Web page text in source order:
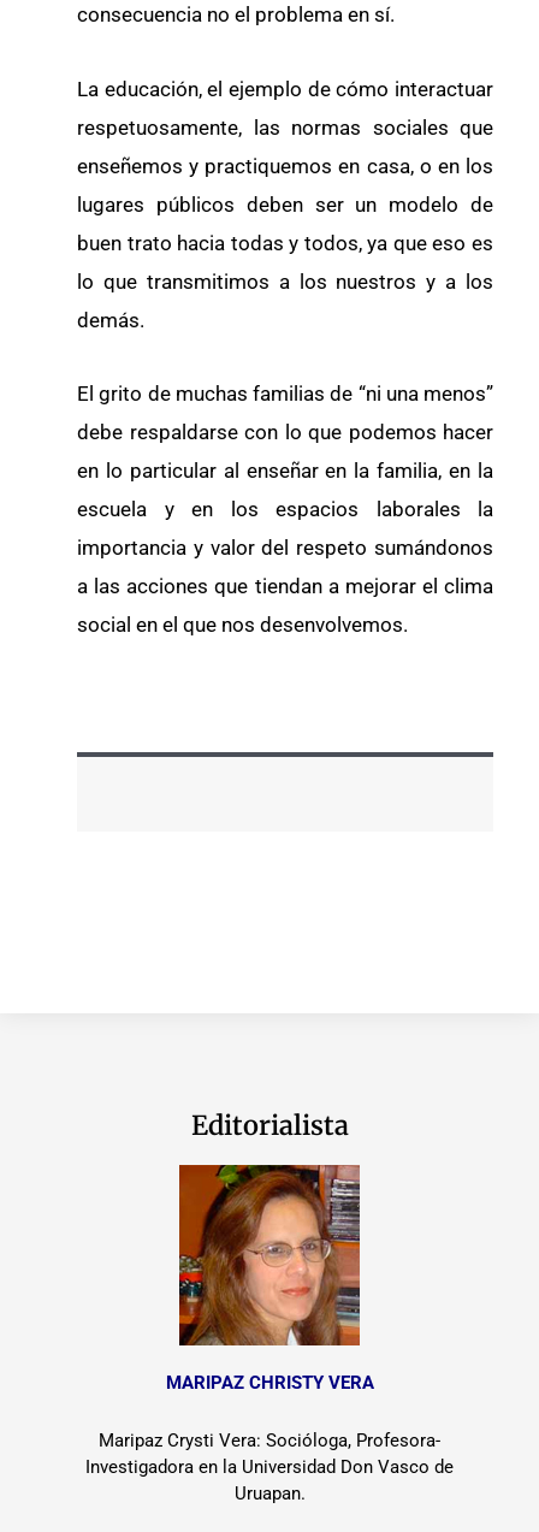
consecuencia no el problema en sí.
La educación, el ejemplo de cómo interactuar
respetuosamente, las normas sociales que
enseñemos y practiquemos en casa, o en los
lugares públicos deben ser un modelo de
buen trato hacia todas y todos, ya que eso es
lo que transmitimos a los nuestros y a los
demás.
El grito de muchas familias de “ni una menos”
debe respaldarse con lo que podemos hacer
en lo particular al enseñar en la familia, en la
escuela y en los espacios laborales la
importancia y valor del respeto sumándonos
a las acciones que tiendan a mejorar el clima
social en el que nos desenvolvemos.
Editorialista
MARIPAZ CHRISTY VERA
Maripaz Crysti Vera: Socióloga, Profesora-
Investigadora en la Universidad Don Vasco de
Uruapan.